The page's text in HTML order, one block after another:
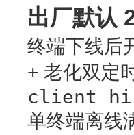
出厂默认 2
终端下线后
+ 老化双定
client
单终端离线